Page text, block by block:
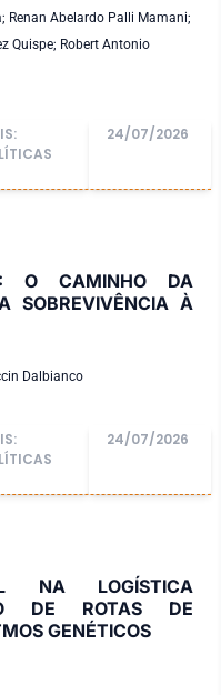
Renan Abelardo Palli Mamani;
Quispe; Robert Antonio
24/07/2026
O CAMINHO DA
SOBREVIVÊNCIA À
Dalbianco
24/07/2026
NA LOGÍSTICA
DE ROTAS DE
GENÉTICOS